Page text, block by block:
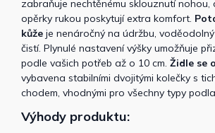
zabraňuje nechtěnému sklouznutí nohou,
opěrky rukou poskytují extra komfort.
kůže je nenáročný na údržbu,
čistí. Plynulé nastavení výšky umožňuje
podle vašich potřeb až o 10 cm. Židle se
vybavena stabilními dvojitými kolečky s
chodem, vhodnými pro všechny typy
Výhody produktu: